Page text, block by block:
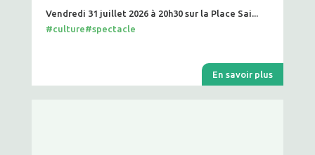
Vendredi 31 juillet 2026 à 20h30 sur la Place Sai...
#culture#spectacle
En savoir plus